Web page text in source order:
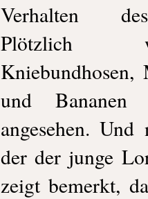
Verhalten
Plötzlich
Kniebundhosen,
und Bananen
angesehen.
der der junge
zeigt bemerkt,